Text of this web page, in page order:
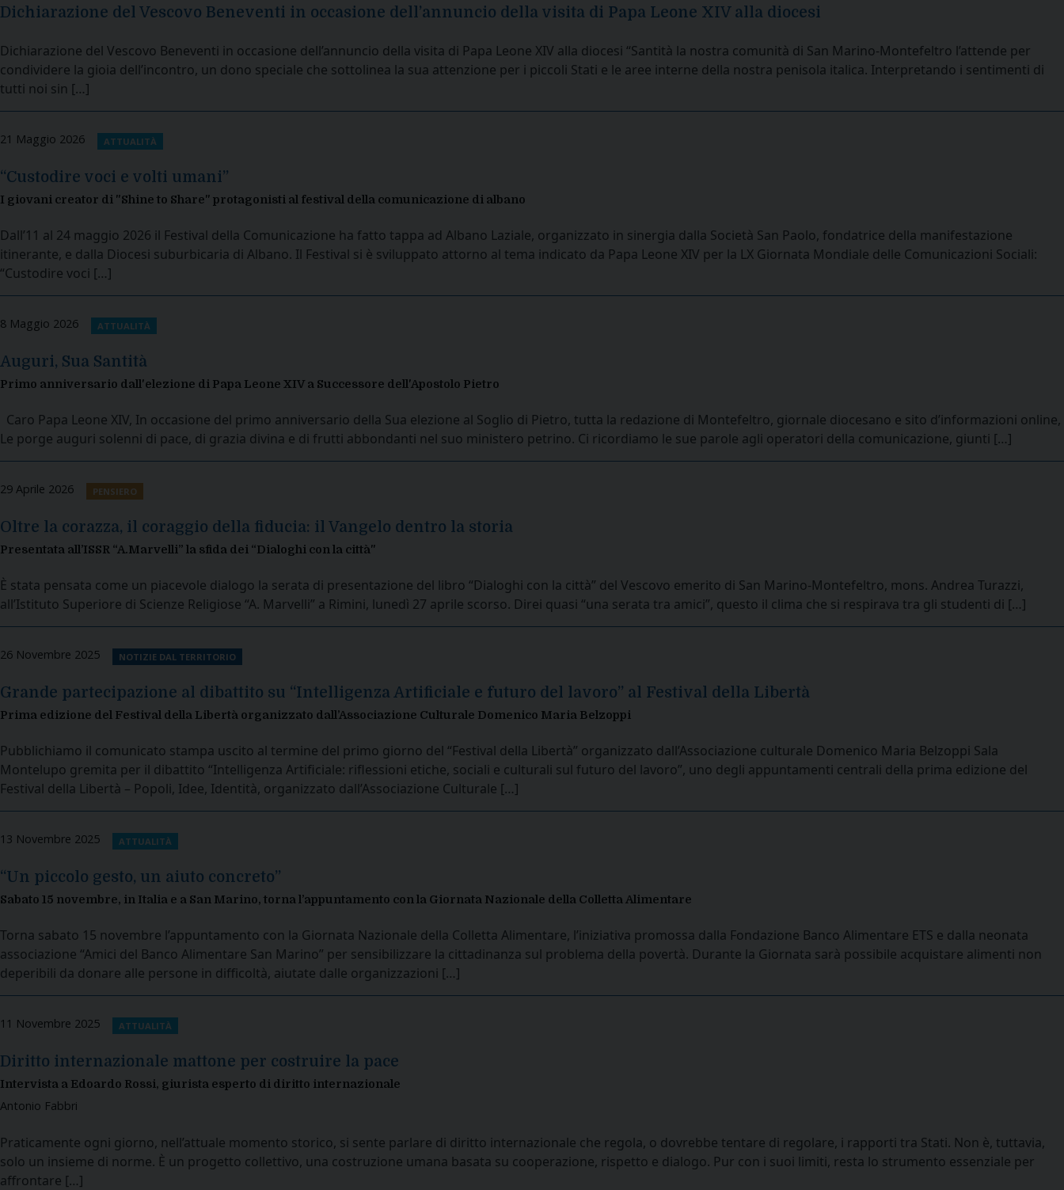
Dichiarazione del Vescovo Beneventi in occasione dell’annuncio della visita di Papa Leone XIV alla diocesi
Dichiarazione del Vescovo Beneventi in occasione dell’annuncio della visita di Papa Leone XIV alla diocesi “Santità la nostra comunità di San Marino-Montefeltro l’attende per
condividere la gioia dell’incontro, un dono speciale che sottolinea la sua attenzione per i piccoli Stati e le aree interne della nostra penisola italica. Interpretando i sentimenti di
tutti noi sin […]
21 Maggio 2026 ATTUALITÀ
“Custodire voci e volti umani”
I giovani creator di "Shine to Share" protagonisti al festival della comunicazione di albano
Dall’11 al 24 maggio 2026 il Festival della Comunicazione ha fatto tappa ad Albano Laziale, organizzato in sinergia dalla Società San Paolo, fondatrice della manifestazione
itinerante, e dalla Diocesi suburbicaria di Albano. Il Festival si è sviluppato attorno al tema indicato da Papa Leone XIV per la LX Giornata Mondiale delle Comunicazioni Sociali:
“Custodire voci […]
8 Maggio 2026 ATTUALITÀ
Auguri, Sua Santità
Primo anniversario dall'elezione di Papa Leone XIV a Successore dell'Apostolo Pietro
Caro Papa Leone XIV, In occasione del primo anniversario della Sua elezione al Soglio di Pietro, tutta la redazione di Montefeltro, giornale diocesano e sito d’informazioni online,
Le porge auguri solenni di pace, di grazia divina e di frutti abbondanti nel suo ministero petrino. Ci ricordiamo le sue parole agli operatori della comunicazione, giunti […]
29 Aprile 2026 PENSIERO
Oltre la corazza, il coraggio della fiducia: il Vangelo dentro la storia
Presentata all’ISSR “A.Marvelli” la sfida dei “Dialoghi con la città"
È stata pensata come un piacevole dialogo la serata di presentazione del libro “Dialoghi con la città” del Vescovo emerito di San Marino-Montefeltro, mons. Andrea Turazzi,
all’Istituto Superiore di Scienze Religiose “A. Marvelli” a Rimini, lunedì 27 aprile scorso. Direi quasi “una serata tra amici”, questo il clima che si respirava tra gli studenti di […]
26 Novembre 2025 NOTIZIE DAL TERRITORIO
Grande partecipazione al dibattito su “Intelligenza Artificiale e futuro del lavoro” al Festival della Libertà
Prima edizione del Festival della Libertà organizzato dall’Associazione Culturale Domenico Maria Belzoppi
Pubblichiamo il comunicato stampa uscito al termine del primo giorno del “Festival della Libertà” organizzato dall’Associazione culturale Domenico Maria Belzoppi Sala
Montelupo gremita per il dibattito “Intelligenza Artificiale: riflessioni etiche, sociali e culturali sul futuro del lavoro”, uno degli appuntamenti centrali della prima edizione del
Festival della Libertà – Popoli, Idee, Identità, organizzato dall’Associazione Culturale […]
13 Novembre 2025 ATTUALITÀ
“Un piccolo gesto, un aiuto concreto”
Sabato 15 novembre, in Italia e a San Marino, torna l’appuntamento con la Giornata Nazionale della Colletta Alimentare
Torna sabato 15 novembre l’appuntamento con la Giornata Nazionale della Colletta Alimentare, l’iniziativa promossa dalla Fondazione Banco Alimentare ETS e dalla neonata
associazione “Amici del Banco Alimentare San Marino” per sensibilizzare la cittadinanza sul problema della povertà. Durante la Giornata sarà possibile acquistare alimenti non
deperibili da donare alle persone in difficoltà, aiutate dalle organizzazioni […]
11 Novembre 2025 ATTUALITÀ
Diritto internazionale mattone per costruire la pace
Intervista a Edoardo Rossi, giurista esperto di diritto internazionale
Antonio Fabbri
Praticamente ogni giorno, nell’attuale momento storico, si sente parlare di diritto internazionale che regola, o dovrebbe tentare di regolare, i rapporti tra Stati. Non è, tuttavia,
solo un insieme di norme. È un progetto collettivo, una costruzione umana basata su cooperazione, rispetto e dialogo. Pur con i suoi limiti, resta lo strumento essenziale per
affrontare […]